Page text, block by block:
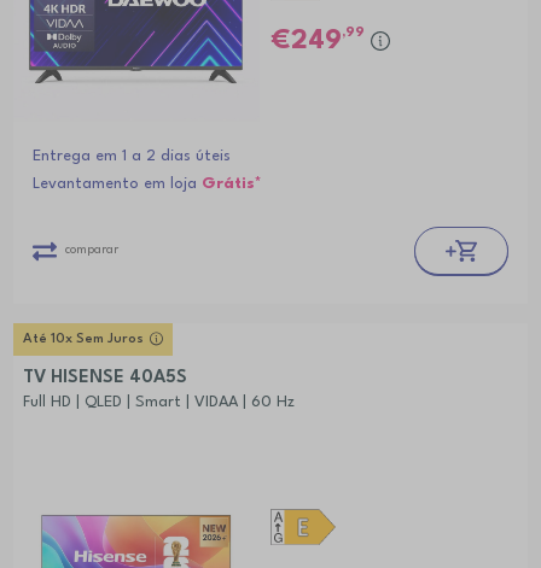
249,99
Entrega em 1 a 2 dias úteis
Levantamento em loja Grátis*
comparar
Até 10x Sem Juros
TV HISENSE 40A5S
Full HD | QLED | Smart | VIDAA | 60 Hz